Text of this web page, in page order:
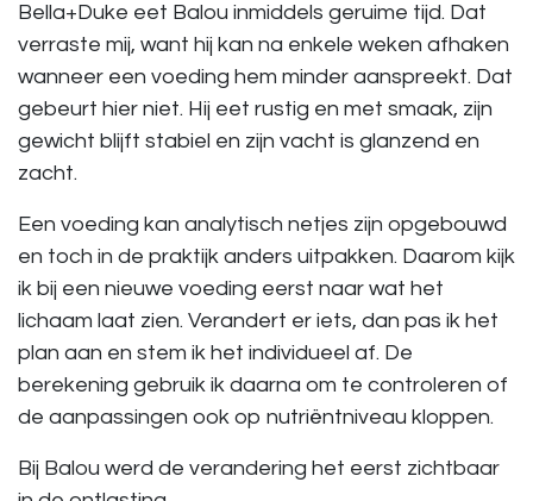
Bella+Duke eet Balou inmiddels geruime tijd. Dat
verraste mij, want hij kan na enkele weken afhaken
wanneer een voeding hem minder aanspreekt. Dat
gebeurt hier niet. Hij eet rustig en met smaak, zijn
gewicht blijft stabiel en zijn vacht is glanzend en
zacht.
Een voeding kan analytisch netjes zijn opgebouwd
en toch in de praktijk anders uitpakken. Daarom kijk
ik bij een nieuwe voeding eerst naar wat het
lichaam laat zien. Verandert er iets, dan pas ik het
plan aan en stem ik het individueel af. De
berekening gebruik ik daarna om te controleren of
de aanpassingen ook op nutriëntniveau kloppen.
Bij Balou werd de verandering het eerst zichtbaar